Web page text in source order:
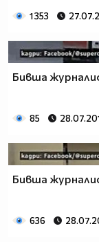
1 353
Бивша
85
Бивша
636